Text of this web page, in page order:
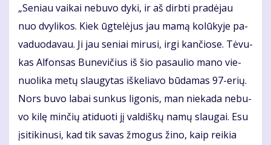
„Se­niau vai­kai ne­bu­vo dy­ki, ir aš dirb­ti pra­dė­jau
nuo dvy­li­kos. Kiek ūg­te­lė­jus jau ma­mą ko­lū­ky­je pa­
va­duo­da­vau. Ji jau se­niai mi­ru­si, ir­gi kan­čio­se. Tė­vu­
kas Al­fon­sas Bu­ne­vi­čius iš šio pa­sau­lio ma­no vie­
nuo­li­ka me­tų slau­gy­tas iš­ke­lia­vo bū­da­mas 97-erių.
Nors bu­vo la­bai sun­kus li­go­nis, man nie­ka­da ne­bu­
vo ki­lę min­čių ati­duo­ti jį val­diš­kų na­mų slau­gai. Esu
įsi­ti­ki­nu­si, kad tik sa­vas žmo­gus ži­no, kaip rei­kia